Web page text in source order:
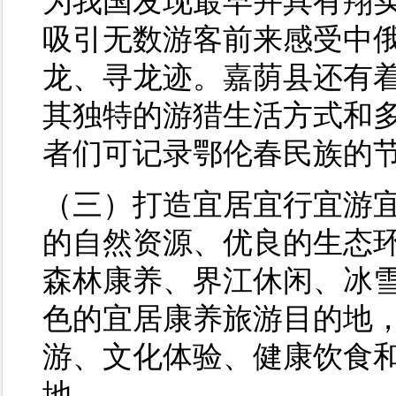
吸引无数游客前来感受中
龙、寻龙迹。嘉荫县还有
其独特的游猎生活方式和
者们可记录鄂伦春民族的
（三）打造宜居宜行宜
的自然资源、优良的生态
森林康养、界江休闲、冰
色的宜居康养旅游目的地
游、文化体验、健康饮食